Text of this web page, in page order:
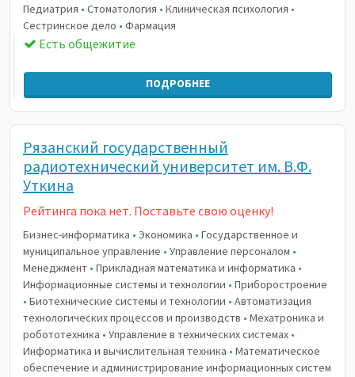
Педиатрия • Стоматология • Клиническая психология •
Сестринское дело • Фармация
Есть общежитие
ПОДРОБНЕЕ
Рязанский государственный
радиотехнический университет им. В.Ф.
Уткина
Рейтинга пока нет. Поставьте свою оценку!
Бизнес-информатика • Экономика • Государственное и
муниципальное управление • Управление персоналом •
Менеджмент • Прикладная математика и информатика •
Информационные системы и технологии • Приборостроение
• Биотехнические системы и технологии • Автоматизация
технологических процессов и производств • Мехатроника и
робототехника • Управление в технических системах •
Информатика и вычислительная техника • Математическое
обеспечение и администрирование информационных систем